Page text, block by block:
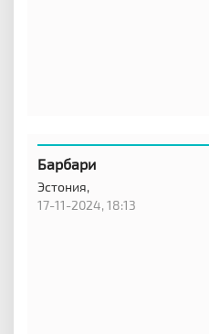
Барбари
Эстония,
17-11-2024, 18:13